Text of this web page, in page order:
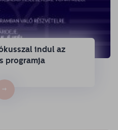
indul az
programja
→